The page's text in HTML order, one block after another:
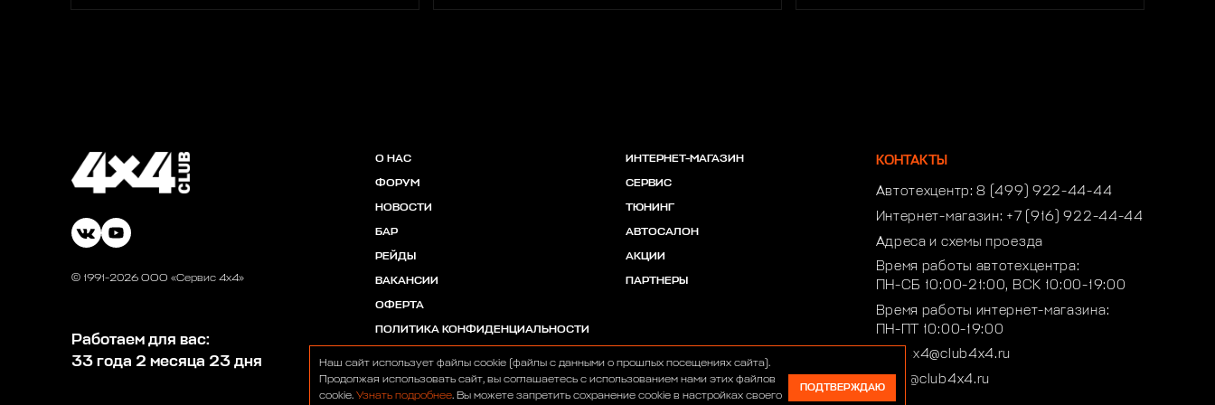
© 1991-2026 ООО «Сервис 4х4»
Работаем для вас:
33 года 2 месяца 23 дня
О НАС
ФОРУМ
НОВОСТИ
БАР
РЕЙДЫ
ВАКАНСИИ
ОФЕРТА
ПОЛИТИКА КОНФИДЕНЦИАЛЬНОСТИ
ИНТЕРНЕТ-МАГАЗИН
СЕРВИС
ТЮНИНГ
АВТОСАЛОН
АКЦИИ
ПАРТНЕРЫ
КОНТАКТЫ
Автотехцентр:8 (499) 922-44-44
Интернет-магазин: +7 (916) 922-44-44
Адреса и схемы проезда
Время работы автотехцентра:
ПН-СБ 10:00-21:00, ВСК 10:00-19:00
Время работы интернет-магазина:
ПН-ПТ 10:00-19:00
club4x4@club4x4.ru
shop@club4x4.ru
Наш сайт использует файлы cookie (файлы с данными о прошлых посещениях сайта).
Продолжая использовать сайт, вы соглашаетесь с использованием нами этих файлов
cookie. Узнать подробнее. Вы можете запретить сохранение cookie в настройках своего
ПОДТВЕРЖДАЮ